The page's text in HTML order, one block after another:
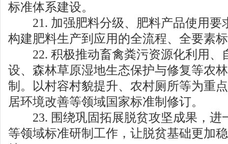
标准体系建设。
21. 加强肥料分级、肥料产品使用要
构建肥料生产到应用的全流程、全要素
22. 积极推动畜禽粪污资源化利用、
设、森林草原湿地生态保护与修复等农
制。以村容村貌提升、农村厕所等为重
居环境改善等领域国家标准制修订。
23. 围绕巩固拓展脱贫攻坚成果，进
等领域标准研制工作，让脱贫基础更加